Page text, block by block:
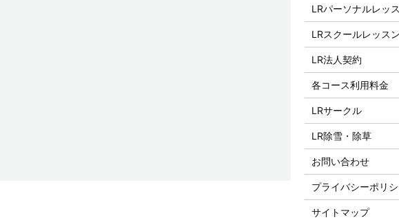
LRパーソナルレッ
LRスクールレッスン
LR法人契約
各コース利用料金
LRサークル
LR除雪・除草
お問い合わせ
プライバシーポリ
サイトマップ